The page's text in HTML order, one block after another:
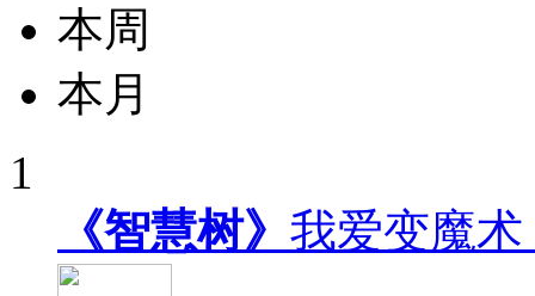
本周
本月
1
《智慧树》 我爱变魔